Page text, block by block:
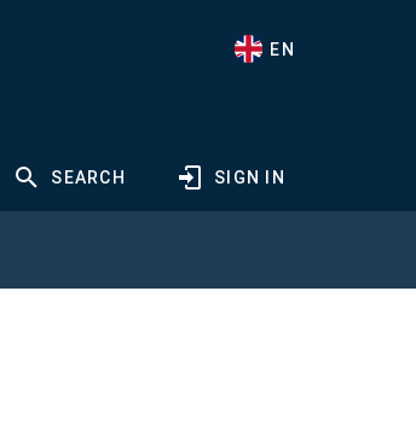
EN
SEARCH SIGN IN